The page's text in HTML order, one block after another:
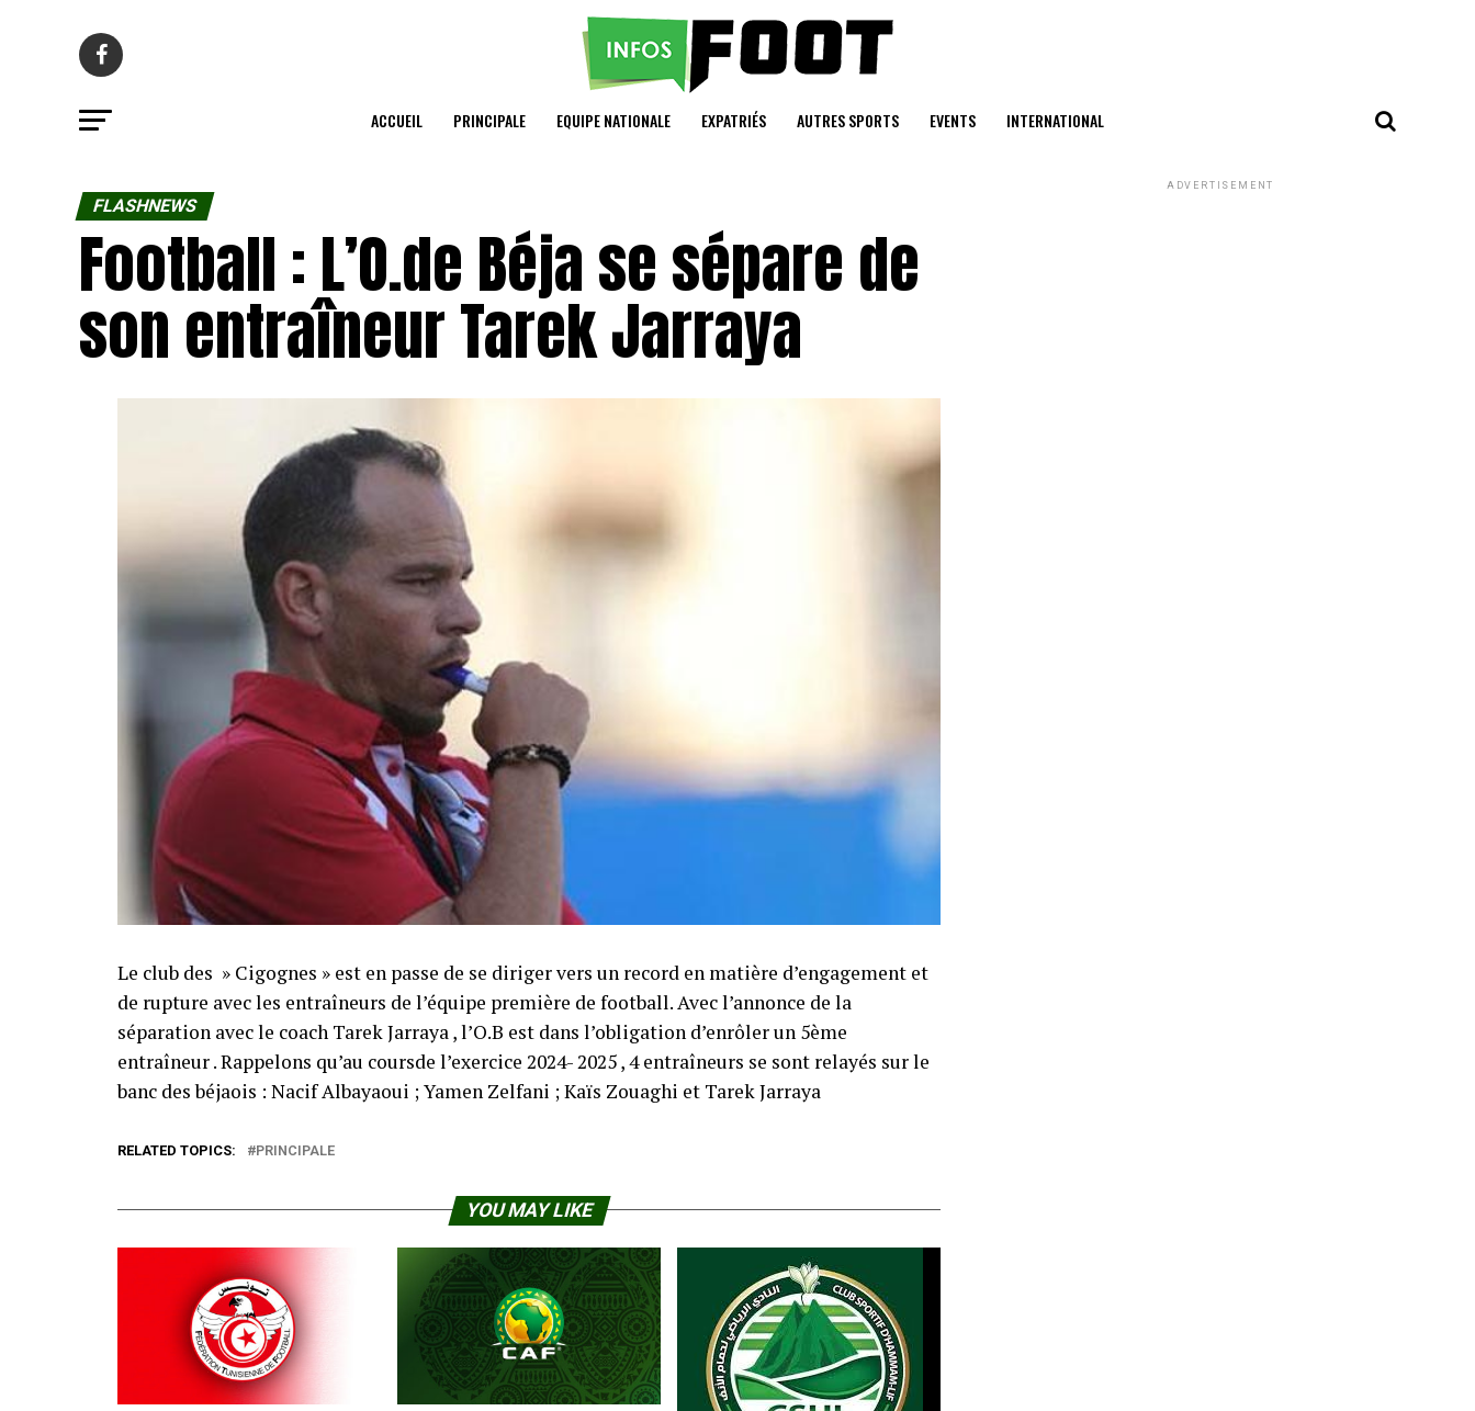
ACCUEIL PRINCIPALE EQUIPE NATIONALE EXPATRIÉS AUTRES SPORTS EVENTS INTERNATIONAL
FLASHNEWS
Football : L’O.de Béja se sépare de
son entraîneur Tarek Jarraya
Le club des » Cigognes » est en passe de se diriger vers un record en matière d’engagement et
de rupture avec les entraîneurs de l’équipe première de football. Avec l’annonce de la
séparation avec le coach Tarek Jarraya , l’O.B est dans l’obligation d’enrôler un 5ème
entraîneur . Rappelons qu’au coursde l’exercice 2024- 2025 , 4 entraîneurs se sont relayés sur le
banc des béjaois : Nacif Albayaoui ; Yamen Zelfani ; Kaïs Zouaghi et Tarek Jarraya
RELATED TOPICS: PRINCIPALE
YOU MAY LIKE
ADVERTISEMENT